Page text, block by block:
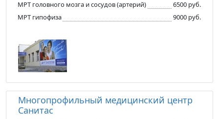
МРТ головного мозга и сосудов (артерий)
6500 руб.
МРТ гипофиза
9000 руб.
Многопрофильный медицинский центр
Санитас